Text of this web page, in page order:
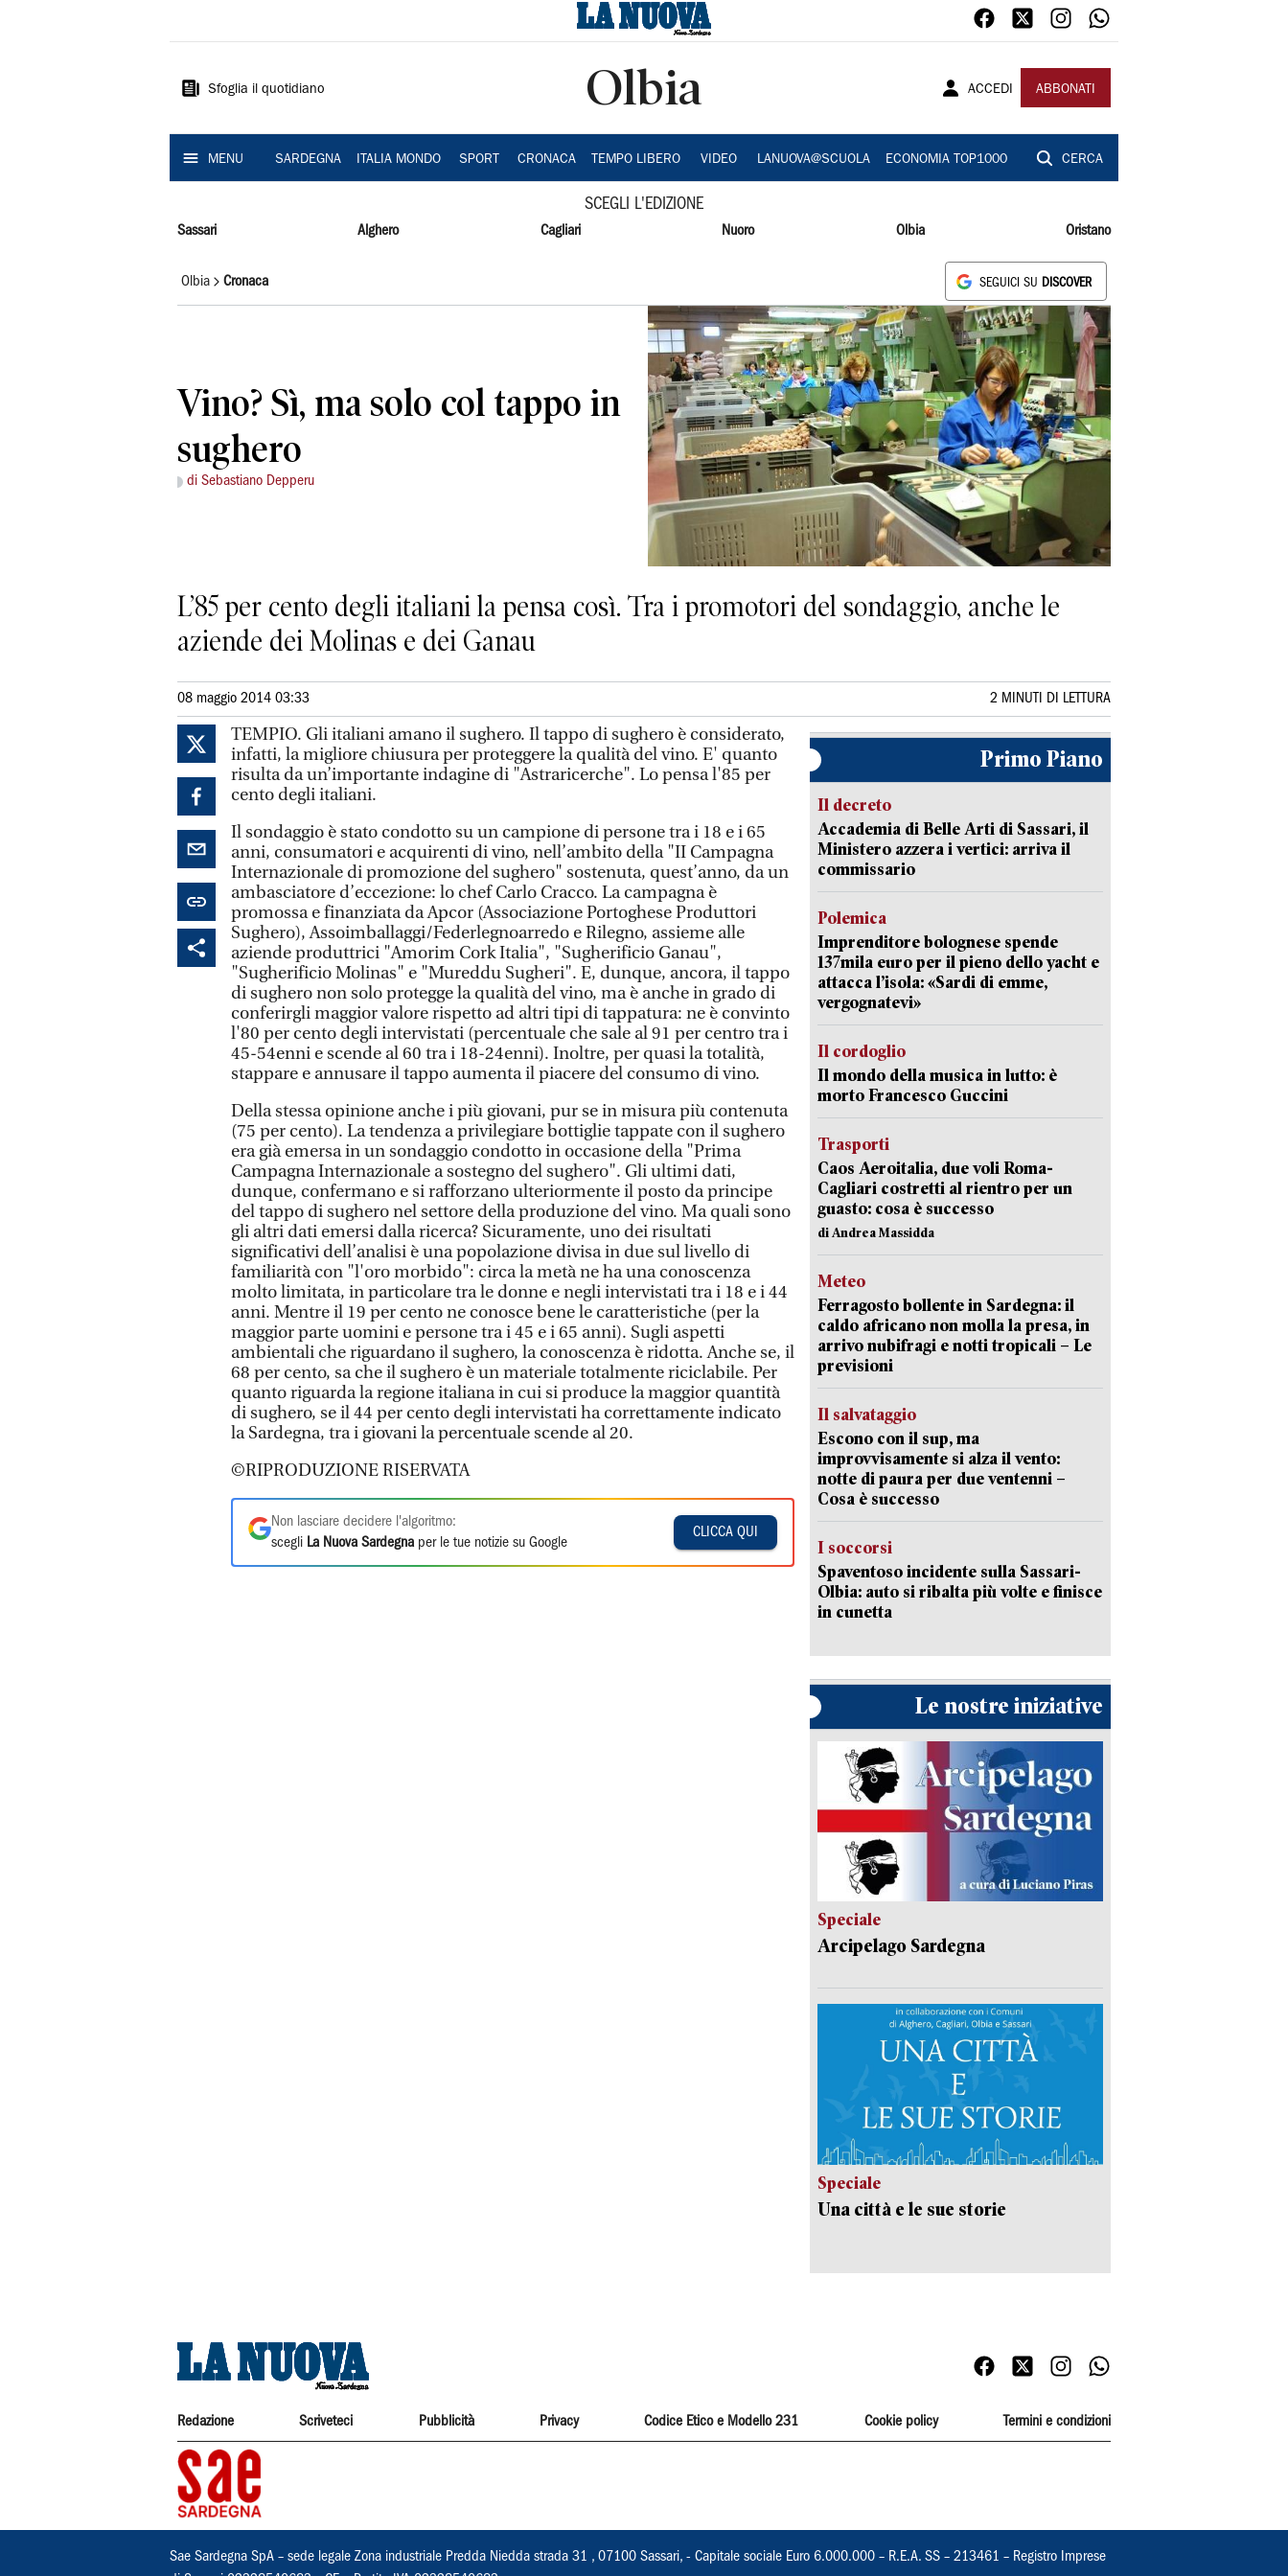
Sardegna
Sfoglia il quotidiano Olbia ACCEDI ABBONATI
MENU SARDEGNA ITALIA MONDO SPORT CRONACA TEMPO LIBERO VIDEO LANUOVA@SCUOLA ECONOMIA TOP1000 CERCA
SCEGLI L'EDIZIONE
Sassari Alghero Cagliari Nuoro Olbia Oristano
Olbia Cronaca SEGUICI SU DISCOVER
Vino? Sì, ma solo col tappo in
sughero
di Sebastiano Depperu
L’85 per cento degli italiani la pensa così. Tra i promotori del sondaggio, anche le
aziende dei Molinas e dei Ganau
08 maggio 2014 03:33 2 MINUTI DI LETTURA
TEMPIO. Gli italiani amano il sughero. Il tappo di sughero è considerato,
infatti, la migliore chiusura per proteggere la qualità del vino. E' quanto
risulta da un’importante indagine di "Astraricerche". Lo pensa l'85 per
cento degli italiani.
Il sondaggio è stato condotto su un campione di persone tra i 18 e i 65
anni, consumatori e acquirenti di vino, nell’ambito della "II Campagna
Internazionale di promozione del sughero" sostenuta, quest’anno, da un
ambasciatore d’eccezione: lo chef Carlo Cracco. La campagna è
promossa e finanziata da Apcor (Associazione Portoghese Produttori
Sughero), Assoimballaggi/Federlegnoarredo e Rilegno, assieme alle
aziende produttrici "Amorim Cork Italia", "Sugherificio Ganau",
"Sugherificio Molinas" e "Mureddu Sugheri". E, dunque, ancora, il tappo
di sughero non solo protegge la qualità del vino, ma è anche in grado di
conferirgli maggior valore rispetto ad altri tipi di tappatura: ne è convinto
l'80 per cento degli intervistati (percentuale che sale al 91 per centro tra i
45-54enni e scende al 60 tra i 18-24enni). Inoltre, per quasi la totalità,
stappare e annusare il tappo aumenta il piacere del consumo di vino.
Della stessa opinione anche i più giovani, pur se in misura più contenuta
(75 per cento). La tendenza a privilegiare bottiglie tappate con il sughero
era già emersa in un sondaggio condotto in occasione della "Prima
Campagna Internazionale a sostegno del sughero". Gli ultimi dati,
dunque, confermano e si rafforzano ulteriormente il posto da principe
del tappo di sughero nel settore della produzione del vino. Ma quali sono
gli altri dati emersi dalla ricerca? Sicuramente, uno dei risultati
significativi dell’analisi è una popolazione divisa in due sul livello di
familiarità con "l'oro morbido": circa la metà ne ha una conoscenza
molto limitata, in particolare tra le donne e negli intervistati tra i 18 e i 44
anni. Mentre il 19 per cento ne conosce bene le caratteristiche (per la
maggior parte uomini e persone tra i 45 e i 65 anni). Sugli aspetti
ambientali che riguardano il sughero, la conoscenza è ridotta. Anche se, il
68 per cento, sa che il sughero è un materiale totalmente riciclabile. Per
quanto riguarda la regione italiana in cui si produce la maggior quantità
di sughero, se il 44 per cento degli intervistati ha correttamente indicato
la Sardegna, tra i giovani la percentuale scende al 20.
©RIPRODUZIONE RISERVATA
Non lasciare decidere l'algoritmo:
scegli La Nuova Sardegna per le tue notizie su Google
CLICCA QUI
Primo Piano
Il decreto
Accademia di Belle Arti di Sassari, il
Ministero azzera i vertici: arriva il
commissario
Polemica
Imprenditore bolognese spende
137mila euro per il pieno dello yacht e
attacca l’isola: «Sardi di emme,
vergognatevi»
Il cordoglio
Il mondo della musica in lutto: è
morto Francesco Guccini
Trasporti
Caos Aeroitalia, due voli Roma-
Cagliari costretti al rientro per un
guasto: cosa è successo
di Andrea Massidda
Meteo
Ferragosto bollente in Sardegna: il
caldo africano non molla la presa, in
arrivo nubifragi e notti tropicali – Le
previsioni
Il salvataggio
Escono con il sup, ma
improvvisamente si alza il vento:
notte di paura per due ventenni –
Cosa è successo
I soccorsi
Spaventoso incidente sulla Sassari-
Olbia: auto si ribalta più volte e finisce
in cunetta
Le nostre iniziative
Speciale
Arcipelago Sardegna
Speciale
Una città e le sue storie
Redazione Scriveteci Pubblicità Privacy Codice Etico e Modello 231 Cookie policy Termini e condizioni
Sae Sardegna SpA – sede legale Zona industriale Predda Niedda strada 31 , 07100 Sassari, - Capitale sociale Euro 6.000.000 – R.E.A. SS – 213461 – Registro Imprese